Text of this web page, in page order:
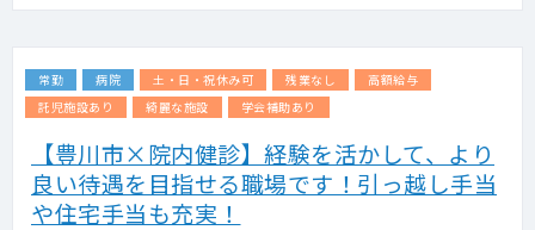
常勤 病院 土・日・祝休み可 残業なし
高額給与
託児施設あり
綺麗な施設 学会補助あり
【豊川市×院内健診】経験を活かして、より
良い待遇を目指せる職場です！引っ越し手当
や住宅手当も充実！